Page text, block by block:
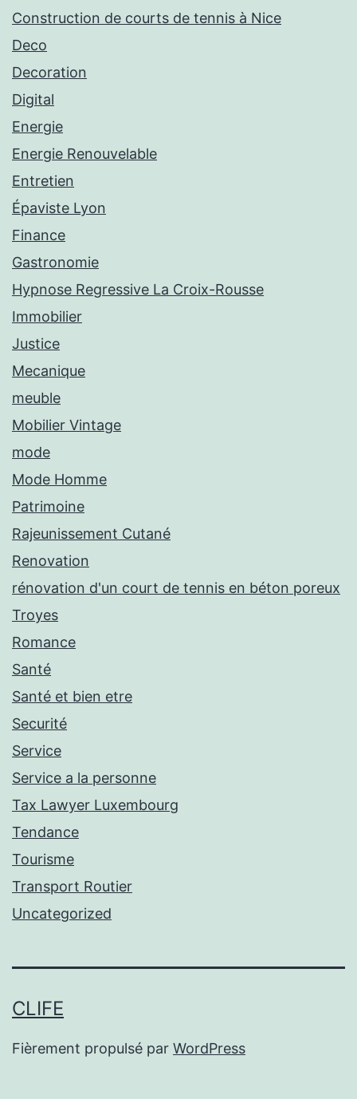
Construction de courts de tennis à Nice
Deco
Decoration
Digital
Energie
Energie Renouvelable
Entretien
Épaviste Lyon
Finance
Gastronomie
Hypnose Regressive La Croix-Rousse
Immobilier
Justice
Mecanique
meuble
Mobilier Vintage
mode
Mode Homme
Patrimoine
Rajeunissement Cutané
Renovation
rénovation d'un court de tennis en béton poreux
Troyes
Romance
Santé
Santé et bien etre
Securité
Service
Service a la personne
Tax Lawyer Luxembourg
Tendance
Tourisme
Transport Routier
Uncategorized
CLIFE
Fièrement propulsé par WordPress